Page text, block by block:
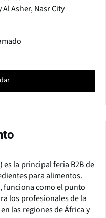
Asher, Nasr City
la principal feria B2B de
para alimentos.
funciona como el punto
los profesionales de la
las regiones de África y